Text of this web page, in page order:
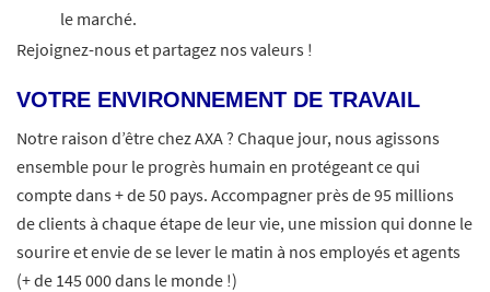
le marché.
Rejoignez-nous et partagez nos valeurs !
VOTRE ENVIRONNEMENT DE TRAVAIL
Notre raison d’être chez AXA ? Chaque jour, nous agissons
ensemble pour le progrès humain en protégeant ce qui
compte dans + de 50 pays. Accompagner près de 95 millions
de clients à chaque étape de leur vie, une mission qui donne le
sourire et envie de se lever le matin à nos employés et agents
(+ de 145 000 dans le monde !)